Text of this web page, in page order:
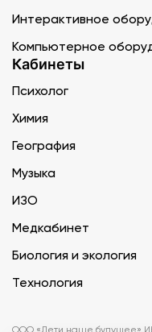
Интерактивное
Компьютерное
Кабинеты
Психолог
Химия
География
Музыка
ИЗО
Медкабинет
Биология и экология
Технология
ООО «Дети наше будущее»